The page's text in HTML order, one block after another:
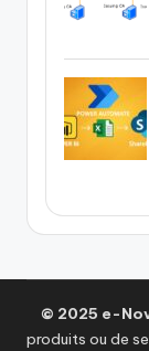
© 2025 e-
produits ou de